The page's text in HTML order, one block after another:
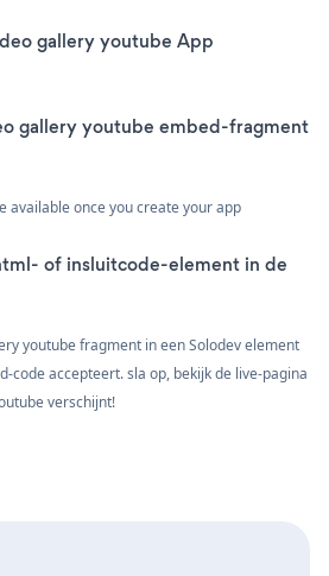
gallery youtube App
gallery youtube embed-fragment
available once you create your app
of insluitcode-element in de
youtube fragment in een Solodev element
code accepteert. sla op, bekijk de live-pagina
verschijnt!